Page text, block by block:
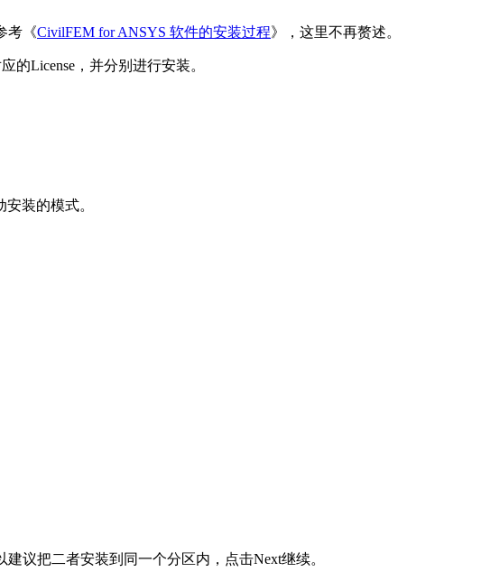
考《CivilFEM for ANSYS 软件的安装过程》，这里不再赘述。
的License，并分别进行安装。
装的模式。
议把二者安装到同一个分区内，点击Next继续。